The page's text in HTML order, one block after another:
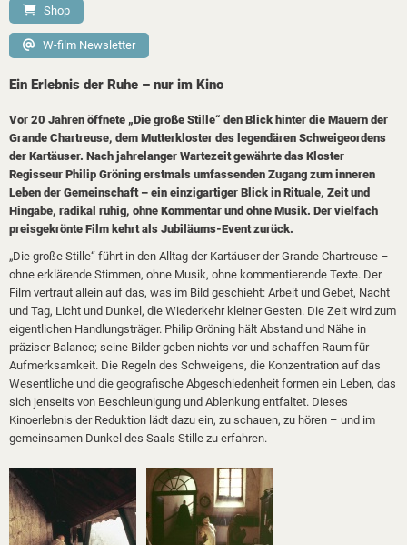
Shop
W-film Newsletter
Ein Erlebnis der Ruhe – nur im Kino
Vor 20 Jahren öffnete „Die große Stille“ den Blick hinter die Mauern der
Grande Chartreuse, dem Mutterkloster des legendären Schweigeordens
der Kartäuser. Nach jahrelanger Wartezeit gewährte das Kloster
Regisseur Philip Gröning erstmals umfassenden Zugang zum inneren
Leben der Gemeinschaft – ein einzigartiger Blick in Rituale, Zeit und
Hingabe, radikal ruhig, ohne Kommentar und ohne Musik. Der vielfach
preisgekrönte Film kehrt als Jubiläums-Event zurück.
„Die große Stille“ führt in den Alltag der Kartäuser der Grande Chartreuse –
ohne erklärende Stimmen, ohne Musik, ohne kommentierende Texte. Der
Film vertraut allein auf das, was im Bild geschieht: Arbeit und Gebet, Nacht
und Tag, Licht und Dunkel, die Wiederkehr kleiner Gesten. Die Zeit wird zum
eigentlichen Handlungsträger. Philip Gröning hält Abstand und Nähe in
präziser Balance; seine Bilder geben nichts vor und schaffen Raum für
Aufmerksamkeit. Die Regeln des Schweigens, die Konzentration auf das
Wesentliche und die geografische Abgeschiedenheit formen ein Leben, das
sich jenseits von Beschleunigung und Ablenkung entfaltet. Dieses
Kinoerlebnis der Reduktion lädt dazu ein, zu schauen, zu hören – und im
gemeinsamen Dunkel des Saals Stille zu erfahren.